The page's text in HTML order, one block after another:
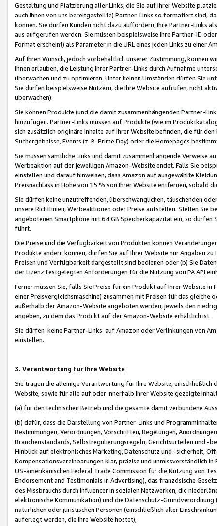
Gestaltung und Platzierung aller Links, die Sie auf Ihrer Website
auch Ihnen von uns bereitgestellte) Partner-Links so formatiert sind,
können. Sie dürfen Kunden nicht dazu auffordern, Ihre Partner-Links
aus aufgerufen werden. Sie müssen beispielsweise Ihre Partner-ID
Format erscheint) als Parameter in die URL eines jeden Links zu einer
Auf Ihren Wunsch, jedoch vorbehaltlich unserer Zustimmung, können
Ihnen erlauben, die Leistung Ihrer Partner-Links durch Aufnahme
überwachen und zu optimieren. Unter keinen Umständen dürfen Sie
Sie dürfen beispielsweise Nutzern, die Ihre Website aufrufen, nicht
überwachen).
Sie können Produkte (und die damit zusammenhängenden Partner-
hinzufügen. Partner-Links müssen auf Produkte (wie im
sich zusätzlich originäre Inhalte auf Ihrer Website befinden, die für
Suchergebnisse, Events (z. B. Prime Day) oder die Homepages
Sie müssen sämtliche Links und damit zusammenhängende
Werbeaktion auf der jeweiligen Amazon-Website endet. Falls Sie
einstellen und darauf hinweisen, dass Amazon auf ausgewählte
Preisnachlass in Höhe von 15 % von Ihrer Website entfernen, sobald
Sie dürfen keine unzutreffenden, überschwänglichen, täuschenden
unsere Richtlinien, Werbeaktionen oder Preise aufstellen. Stellen Sie
angebotenen Smartphone mit 64 GB Speicherkapazität ein, so dürfen
führt.
Die Preise und die Verfügbarkeit von Produkten können
Produkte ändern können, dürfen Sie auf Ihrer Website nur Angaben
Preisen und Verfügbarkeit dargestellt sind bedienen oder (b) Sie
der Lizenz festgelegten Anforderungen für die Nutzung von PA API
Ferner müssen Sie, falls Sie Preise für ein Produkt auf Ihrer Website
einer Preisvergleichsmaschine) zusammen mit Preisen für das
außerhalb der Amazon-Website angeboten werden, jeweils den
angeben, zu dem das Produkt auf der Amazon-Website erhältlich ist.
Sie dürfen keine Partner-Links auf Amazon oder Verlinkungen von
einstellen.
3. Verantwortung für Ihre Website
Sie tragen die alleinige Verantwortung für Ihre Website,
Website, sowie für alle auf oder innerhalb Ihrer Website gezeigte
(a) für den technischen Betrieb und die gesamte damit verbundene
(b) dafür, dass die Darstellung von Partner-Links und
Bestimmungen, Verordnungen, Vorschriften, Regelungen,
Branchenstandards, Selbstregulierungsregeln, Gerichtsurteilen und -
Hinblick auf elektronisches Marketing, Datenschutz und -sicherheit,
Kompensationsvereinbarungen klar, präzise und unmissverständlich
US-amerikanischen Federal Trade Commission für die Nutzung von
Endorsement and Testimonials in Advertising), das französische
des Missbrauchs durch Influencer in sozialen Netzwerken, die
elektronische Kommunikation) und die Datenschutz-
natürlichen oder juristischen Personen (einschließlich aller
auferlegt werden, die Ihre Website hostet),